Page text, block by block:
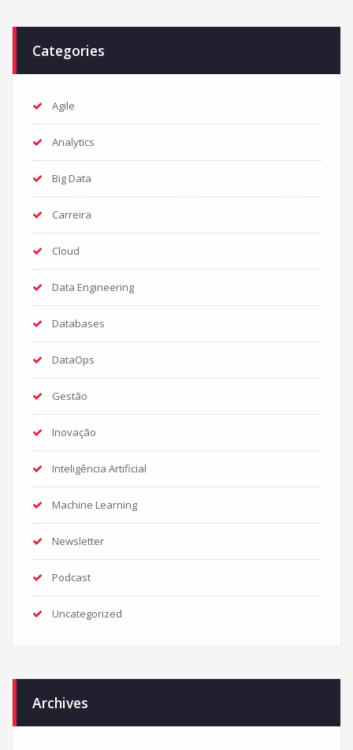
Categories
Agile
Analytics
Big Data
Carreira
Cloud
Data Engineering
Databases
DataOps
Gestão
Inovação
Inteligência Artificial
Machine Learning
Newsletter
Podcast
Uncategorized
Archives